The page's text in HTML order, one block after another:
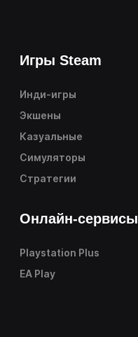
Игры Steam
Инди-игры
Экшены
Казуальные
Симуляторы
Стратегии
Онлайн-сервисы
Playstation Plus
EA Play